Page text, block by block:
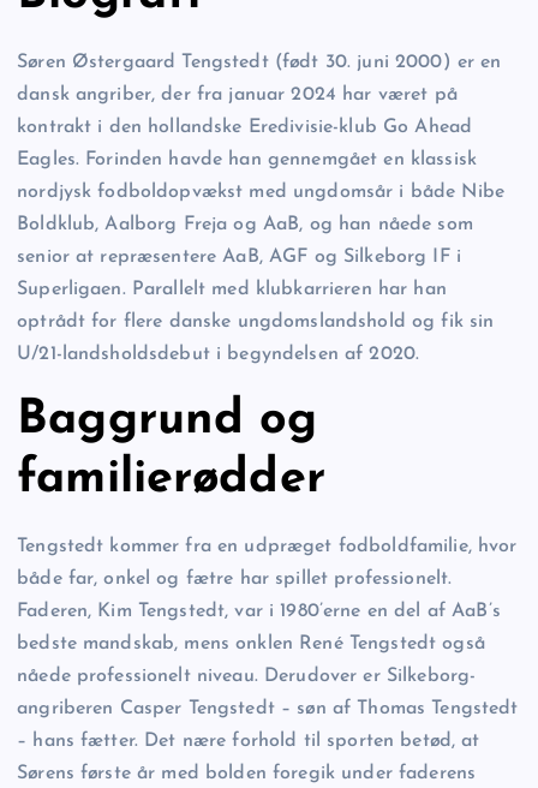
Søren Østergaard Tengstedt (født 30. juni 2000) er en
dansk angriber, der fra januar 2024 har været på
kontrakt i den hollandske Eredivisie-klub Go Ahead
Eagles. Forinden havde han gennemgået en klassisk
nordjysk fodboldopvækst med ungdomsår i både Nibe
Boldklub, Aalborg Freja og AaB, og han nåede som
senior at repræsentere AaB, AGF og Silkeborg IF i
Superligaen. Parallelt med klubkarrieren har han
optrådt for flere danske ungdomslandshold og fik sin
U/21-landsholdsdebut i begyndelsen af 2020.
Baggrund og
familierødder
Tengstedt kommer fra en udpræget fodboldfamilie, hvor
både far, onkel og fætre har spillet professionelt.
Faderen, Kim Tengstedt, var i 1980’erne en del af AaB’s
bedste mandskab, mens onklen René Tengstedt også
nåede professionelt niveau. Derudover er Silkeborg-
angriberen Casper Tengstedt – søn af Thomas Tengstedt
– hans fætter. Det nære forhold til sporten betød, at
Sørens første år med bolden foregik under faderens